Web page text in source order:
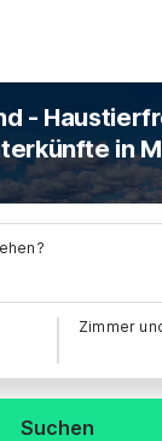
-
in
Zimmer
Suchen